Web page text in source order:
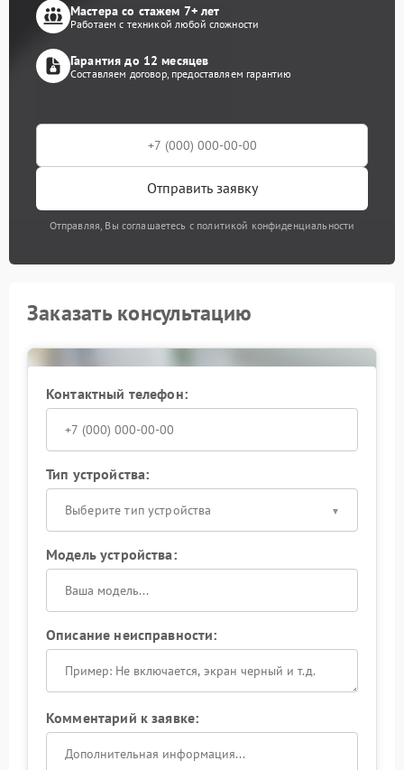
Мастера со стажем 7+ лет
Работаем с техникой любой сложности
Гарантия до 12 месяцев
Составляем договор, предоставляем гарантию
Отправить заявку
Отправляя, Вы соглашаетесь с политикой конфиденциальности
Заказать консультацию
Контактный телефон:
Тип устройства:
Выберите тип устройства
Модель устройства:
Описание неисправности:
Комментарий к заявке: